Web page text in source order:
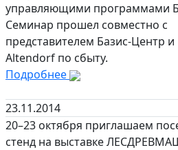
управляющими программами
Семинар прошел совместно с
представителем Базис-Центр
Altendorf по сбыту.
Подробнее
23.11.2014
20–23 октября приглашаем
стенд на выставке